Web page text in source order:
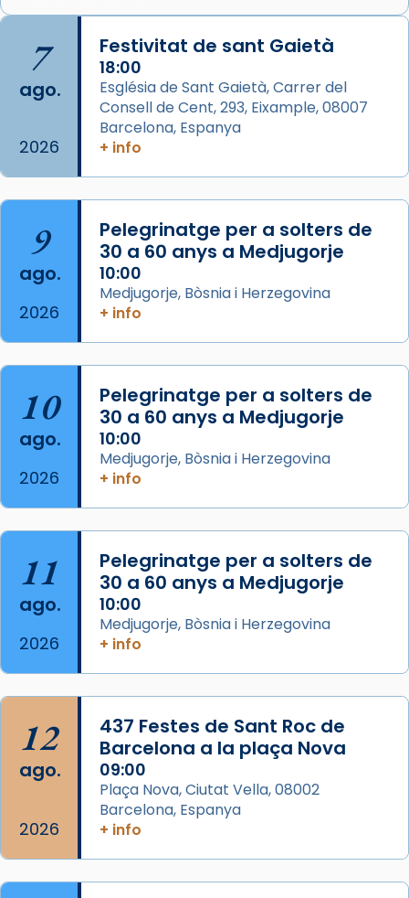
Memòria de les santes Juliana i
Semproniana, verges i màrtirs.
Acompanyant la història de sant Cugat, a
partir de l’Edat Mitjana sorgeix la tradició
que les santes Juliana (“relatiu a Júlia”) i
Semproniana (“relatiu a Semprònia =
eterna”) són deixebles seves. I l’any 1667, el
frare Joan Gaspar Roig, afirma en una obra
que les santes són filles de l’antiga Iluro.
Mataró en reivindicarà les relíq
...Ver más
Foto
View on Facebook
Jaume, fill de Zebedeu, és juntament amb el
seu germà Joan i Pere un dels que
acompanyava més de prop Jesús.
Segons el llibre dels Fets (12,2) fou el primer
apòstol màrtir, decapitat a Jerusalem per
Herodes Agripa (vers l'any 44).
Patró de Galícia, després de les invasions
musulmanes fou venerat com a patró dels
Regnes castellans i més tard de tota
Espanya.
View on Facebook · Share
7
ago.
2026
Festivitat de sant Gaietà
18:00
Església de Sant Gaietà, Carrer del
Consell de Cent, 293, Eixample, 08007
Barcelona, Espanya
+ info
9
ago.
2026
Pelegrinatge per a solters de
30 a 60 anys a Medjugorje
10:00
Medjugorje, Bòsnia i Herzegovina
+ info
10
ago.
2026
Pelegrinatge per a solters de
30 a 60 anys a Medjugorje
10:00
Medjugorje, Bòsnia i Herzegovina
+ info
11
ago.
2026
Pelegrinatge per a solters de
30 a 60 anys a Medjugorje
10:00
Medjugorje, Bòsnia i Herzegovina
+ info
12
ago.
2026
437 Festes de Sant Roc de
Barcelona a la plaça Nova
09:00
Plaça Nova, Ciutat Vella, 08002
Barcelona, Espanya
+ info